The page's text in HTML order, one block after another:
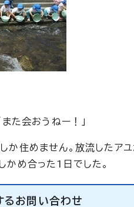
また会おうねー！」
か住めません。放流したア
かめ合った1日でした。
る お問い合わせ